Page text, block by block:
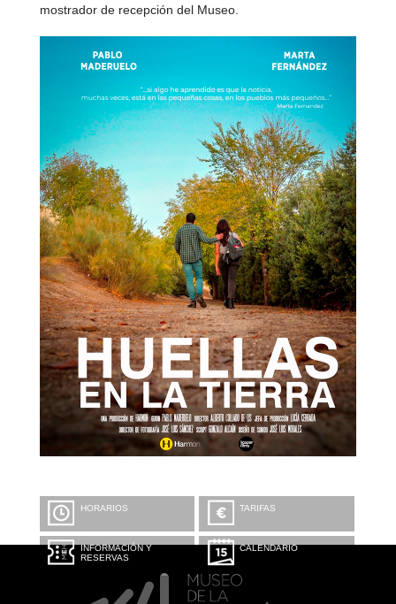
mostrador de recepción del Museo.
HORARIOS TARIFAS
INFORMACIÓN Y
RESERVAS
CALENDARIO